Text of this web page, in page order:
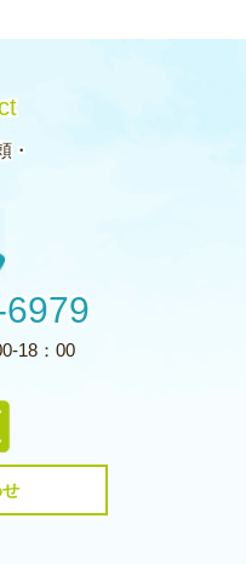
・
18：00